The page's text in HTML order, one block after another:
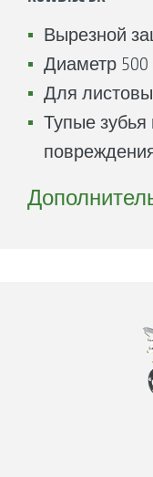
Вырезной
Диаметр
Для
Тупые
Простой